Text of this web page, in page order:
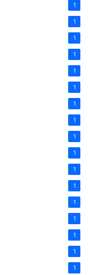
1
1
1
1
1
1
1
1
1
1
1
1
1
1
1
1
1